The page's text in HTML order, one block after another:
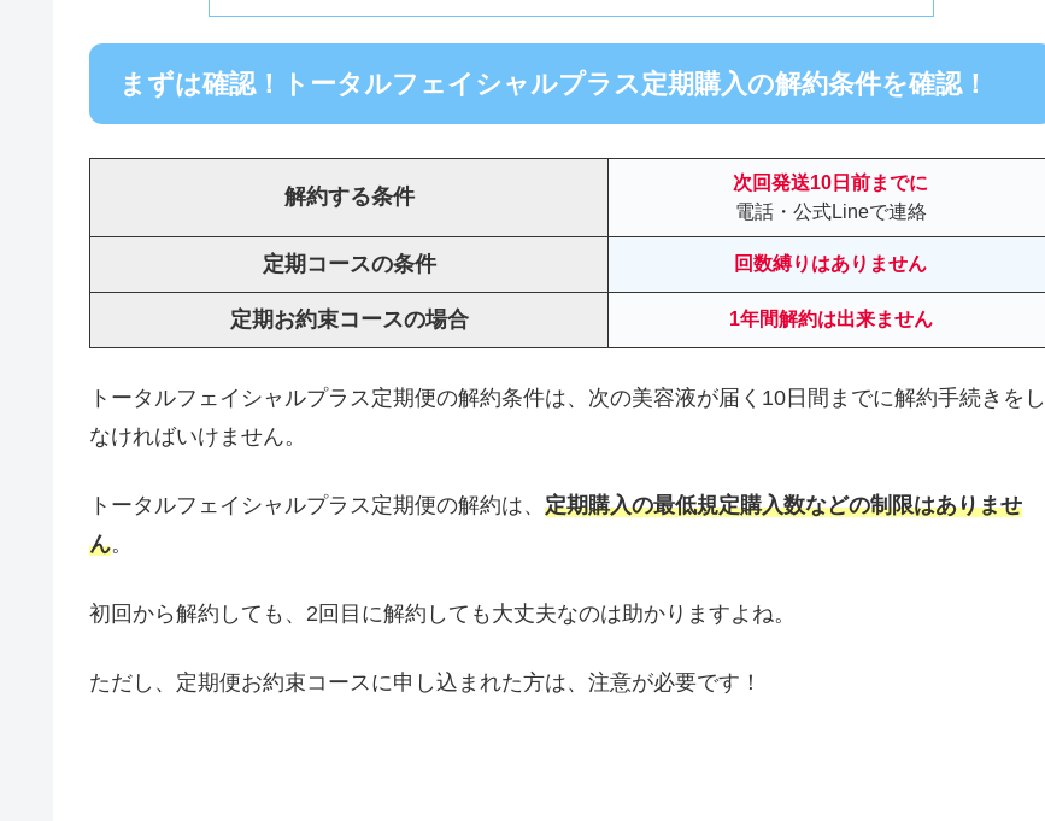
まずは確認！トータルフェイシャルプラス定期購入の解約条件を確認！
解約する条件
次回発送10日前までに
電話・公式Lineで連絡
定期コースの条件 回数縛りはありません
定期お約束コースの場合 1年間解約は出来ません
トータルフェイシャルプラス定期便の解約条件は、次の美容液が届く10日間までに解約手続きをし
なければいけません。
トータルフェイシャルプラス定期便の解約は、 定期購入の最低規定購入数などの制限はありませ
ん。
初回から解約しても、2回目に解約しても大丈夫なのは助かりますよね。
ただし、定期便お約束コースに申し込まれた方は、注意が必要です！